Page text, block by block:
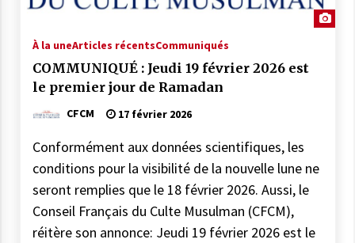
À la uneArticles récentsCommuniqués
COMMUNIQUÉ : Jeudi 19 février 2026 est
le premier jour de Ramadan
CFCM 17 février 2026
Conformément aux données scientifiques, les
conditions pour la visibilité de la nouvelle lune ne
seront remplies que le 18 février 2026. Aussi, le
Conseil Français du Culte Musulman (CFCM),
réitère son annonce: Jeudi 19 février 2026 est le